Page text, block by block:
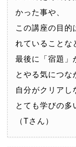
かった事や、
この講座の目的
れていることな
最後に「宿題」
とやる気につな
自分がクリアし
とても学びの多
（Tさん）